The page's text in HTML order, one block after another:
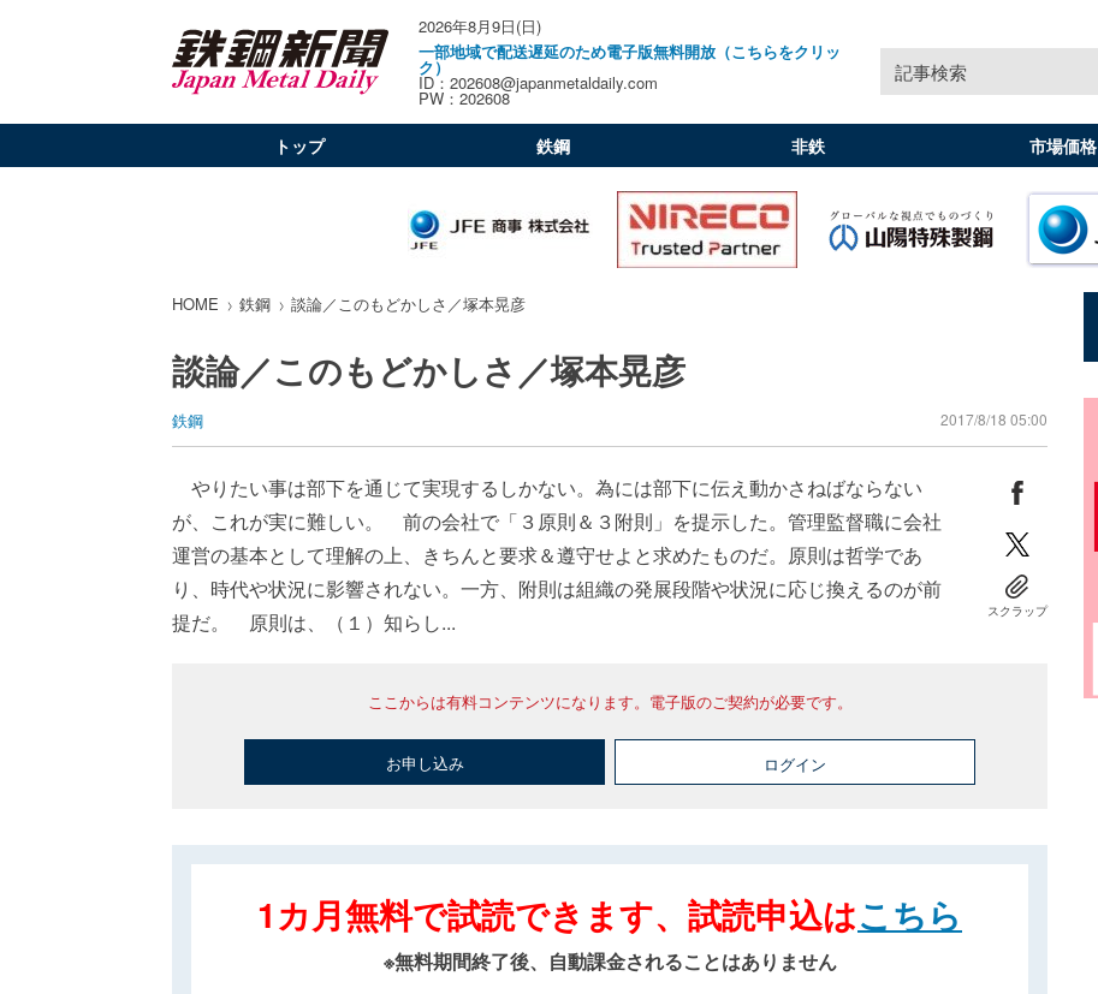
2026年8月9日(日)
一部地域で配送遅延のため電子版無料開放（こちらをクリッ
ク）
ID：202608@japanmetaldaily.com
PW：202608
記事検索
トップ 鉄鋼 非鉄 市場価格
HOME 鉄鋼 談論／このもどかしさ／塚本晃彦
談論／このもどかしさ／塚本晃彦
鉄鋼 2017/8/18 05:00
やりたい事は部下を通じて実現するしかない。為には部下に伝え動かさねばならない
が、これが実に難しい。 前の会社で「３原則＆３附則」を提示した。管理監督職に会社
運営の基本として理解の上、きちんと要求＆遵守せよと求めたものだ。原則は哲学であ
り、時代や状況に影響されない。一方、附則は組織の発展段階や状況に応じ換えるのが前
提だ。 原則は、（１）知らし...
スクラップ
ここからは有料コンテンツになります。電子版のご契約が必要です。
お申し込み ログイン
1カ月無料で試読できます、試読申込はこちら
※無料期間終了後、自動課金されることはありません